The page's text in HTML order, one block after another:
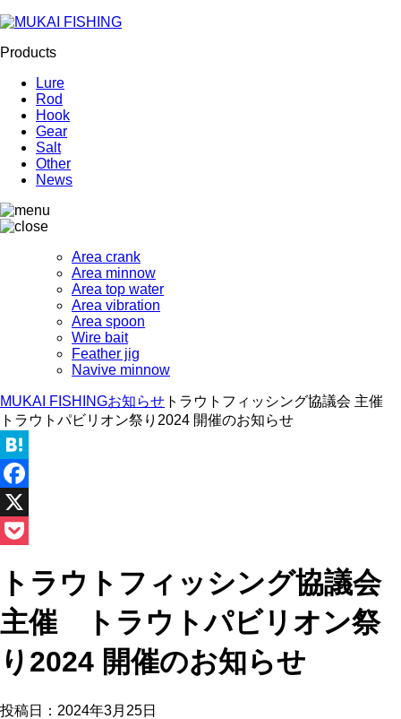
Products
Lure
Rod
Hook
Gear
Salt
Other
News
Area crank
Area minnow
Area top water
Area vibration
Area spoon
Wire bait
Feather jig
Navive minnow
MUKAI FISHINGお知らせ トラウトフィッシング協議会 主催
トラウトパビリオン祭り2024 開催のお知らせ
Hatena
Facebook
X
トラウトフィッシング協議会
主催 トラウトパビリオン祭
り2024 開催のお知らせ
投稿日： 2024年3月25日